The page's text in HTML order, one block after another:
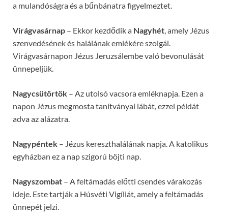
a mulandóságra és a bűnbánatra figyelmeztet.
Virágvasárnap – Ekkor kezdődik a Nagyhét, amely Jézus
szenvedésének és halálának emlékére szolgál.
Virágvasárnapon Jézus Jeruzsálembe való bevonulását
ünnepeljük.
Nagycsütörtök – Az utolsó vacsora emléknapja. Ezen a
napon Jézus megmosta tanítványai lábát, ezzel példát
adva az alázatra.
Nagypéntek – Jézus kereszthalálának napja. A katolikus
egyházban ez a nap szigorú böjti nap.
Nagyszombat – A feltámadás előtti csendes várakozás
ideje. Este tartják a Húsvéti Vigíliát, amely a feltámadás
ünnepét jelzi.